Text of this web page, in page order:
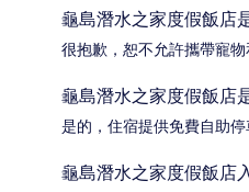
龜島潛水之家度假飯店
很抱歉，恕不允許攜帶寵物
龜島潛水之家度假飯店
是的，住宿提供免費自助停
龜島潛水之家度假飯店